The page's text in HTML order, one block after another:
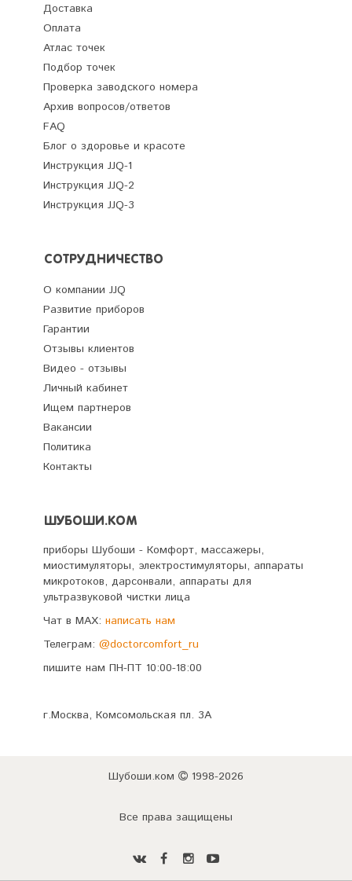
Доставка
Оплата
Атлас точек
Подбор точек
Проверка заводского номера
Архив вопросов/ответов
FAQ
Блог о здоровье и красоте
Инструкция JJQ-1
Инструкция JJQ-2
Инструкция JJQ-3
СОТРУДНИЧЕСТВО
О компании JJQ
Развитие приборов
Гарантии
Отзывы клиентов
Видео - отзывы
Личный кабинет
Ищем партнеров
Вакансии
Политика
Контакты
ШУБОШИ.КОМ
приборы Шубоши - Комфорт, массажеры,
миостимуляторы, электростимуляторы, аппараты
микротоков, дарсонвали, аппараты для
ультразвуковой чистки лица
Чат в MAX: написать нам
Телеграм: @doctorcomfort_ru
пишите нам ПН-ПТ 10:00-18:00
г.Москва, Комсомольская пл. 3А
Шубоши.ком 1998-2026
Все права защищены